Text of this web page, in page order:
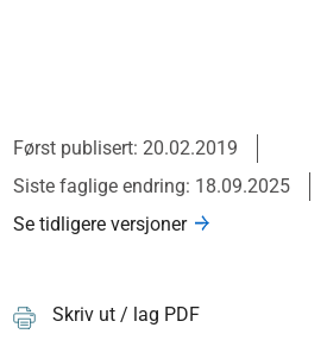
Først publisert: 20.02.2019
Siste faglige endring: 18.09.2025
Se tidligere versjoner
Skriv ut / lag PDF